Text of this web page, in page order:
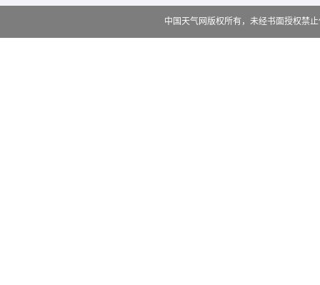
中国天气网版权所有，未经书面授权